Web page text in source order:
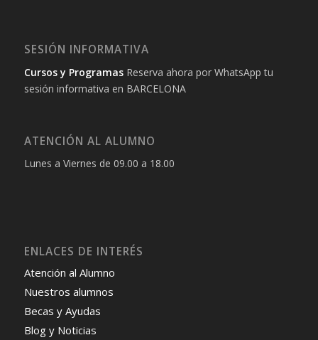
SESIÓN INFORMATIVA
Cursos y ProgramasReserva ahora por WhatsApp tu
sesión informativa en BARCELONA
ATENCIÓN AL ALUMNO
Lunes a Viernes de 09.00 a 18.00
ENLACES DE INTERÉS
Atención al Alumno
Nuestros alumnos
Becas y Ayudas
Blog y Noticias